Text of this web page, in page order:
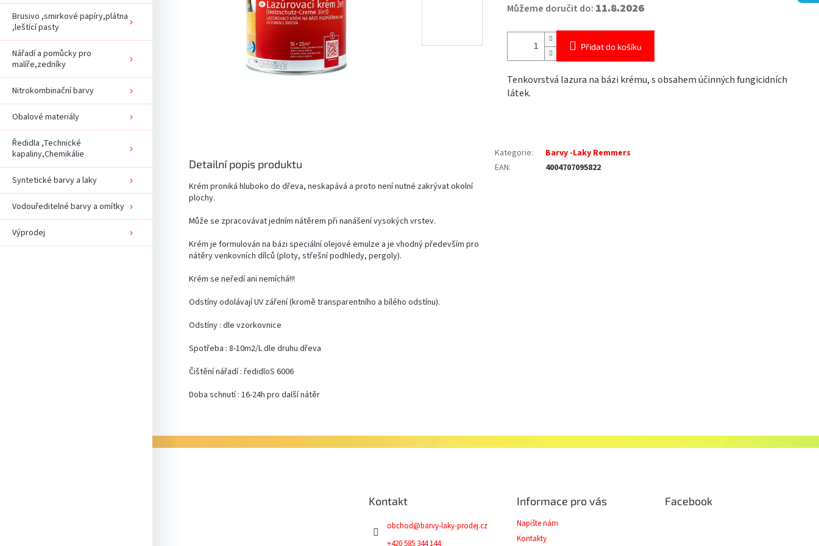
Brusivo ,smirkové papíry,plátna
,leštící pasty
Nářadí a pomůcky pro
malíře,zedníky
Nitrokombinační barvy
Obalové materiály
Ředidla ,Technické
kapaliny,Chemikálie
Syntetické barvy a laky
Vodouředitelné barvy a omítky
Výprodej
Můžeme doručit do: 11.8.2026
Přidat do košíku
Tenkovrstvá lazura na bázi krému, s obsahem účinných fungicidních
látek.
Detailní popis produktu
Krém proniká hluboko do dřeva, neskapává a proto není nutné zakrývat okolní
plochy.
Může se zpracovávat jedním nátěrem při nanášení vysokých vrstev.
Krém je formulován na bázi speciální olejové emulze a je vhodný především pro
nátěry venkovních dílců (ploty, střešní podhledy, pergoly).
Krém se neředí ani nemíchá!!!
Odstíny odolávají UV záření (kromě transparentního a bílého odstínu).
Odstíny : dle vzorkovnice
Spotřeba : 8-10m2/L dle druhu dřeva
Čištění nářadí : ředidloS 6006
Doba schnutí : 16-24h pro další nátěr
Kategorie:
Barvy -Laky Remmers
EAN: 4004707095822
Kontakt
obchod@barvy-laky-prodej.cz
+420 585 344 144
Informace pro vás
Napište nám
Kontakty
Facebook